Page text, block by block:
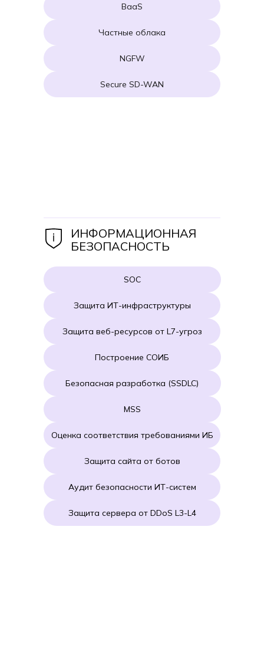
BaaS
Частные облака
NGFW
Secure SD-WAN
ИНФОРМАЦИОННАЯ
БЕЗОПАСНОСТЬ
SOC
Защита ИТ-инфраструктуры
Защита веб-ресурсов от L7-угроз
Построение СОИБ
Безопасная разработка (SSDLC)
MSS
Оценка соответствия требованиями ИБ
Защита сайта от ботов
Аудит безопасности ИТ-систем
Защита сервера от DDoS L3-L4